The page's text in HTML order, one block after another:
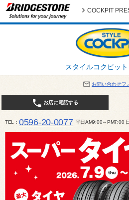
スタイルコクピッ
COCKPIT
お問い合わせフ
お店に電話する
TEL 0596-20-0077 平日AM9:00～PM7:00